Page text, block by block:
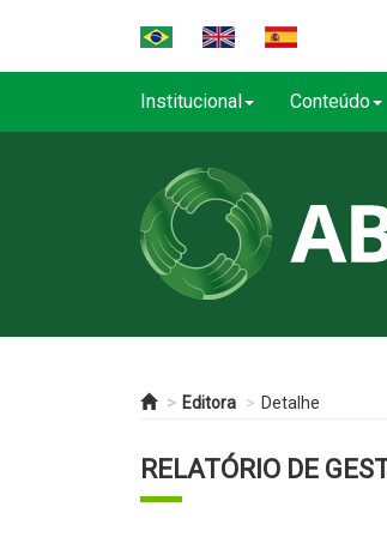
Institucional Conteúdo
Editora Detalhe
RELATÓRIO DE